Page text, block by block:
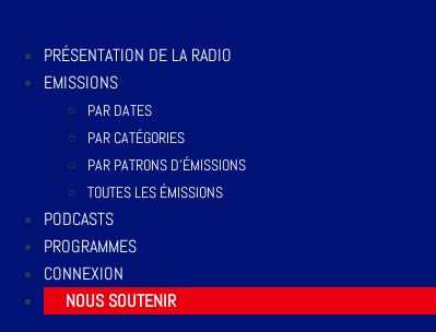
PRÉSENTATION DE LA RADIO
EMISSIONS
PAR DATES
PAR CATÉGORIES
PAR PATRONS D’ÉMISSIONS
TOUTES LES ÉMISSIONS
PODCASTS
PROGRAMMES
CONNEXION
NOUS SOUTENIR